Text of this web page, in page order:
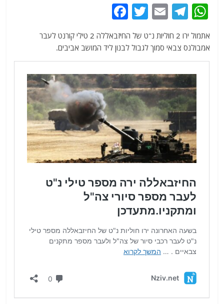
W
h
at
s
A
p
p
T
el
e
g
ra
m
E
ai
l
T
itt
er
a
c
e
b
o
o
k
אתמול ירו 2 חוליות נ"ט של החיזבאללה 2 טילי קורנט לעבר
אמבולנס צבאי סמוך לגבול לבנון ליד המושב אביבים.